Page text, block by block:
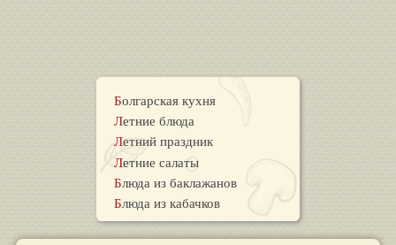
Болгарская кухня
Летние блюда
Летний праздник
Летние салаты
Блюда из баклажанов
Блюда из кабачков